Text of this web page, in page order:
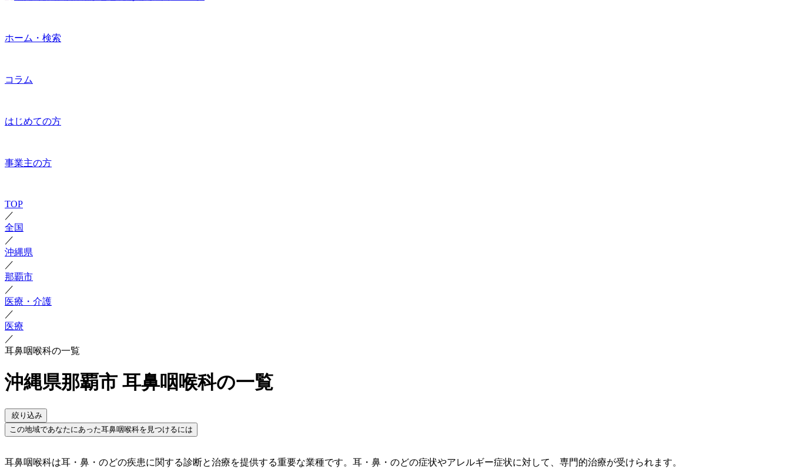
ホーム・検索
コラム
はじめての方
事業主の方
TOP
／
全国
／
沖縄県
／
那覇市
／
医療・介護
／
医療
／
耳鼻咽喉科の一覧
沖縄県那覇市 耳鼻咽喉科の一覧
絞り込み
この地域であなたにあった耳鼻咽喉科を見つけるには
耳鼻咽喉科は耳・鼻・のどの疾患に関する診断と治療を提供する重要な業種です。耳・鼻・のどの症状やアレルギー症状に対して、専門的治療が受けられます。